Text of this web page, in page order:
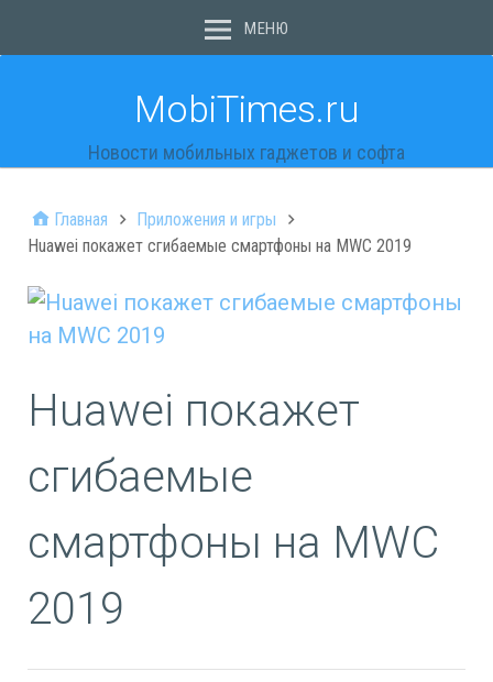
МЕНЮ
MobiTimes.ru
Новости мобильных гаджетов и софта
Главная
Приложения и игры
Huawei покажет сгибаемые смартфоны на MWC 2019
Huawei покажет
сгибаемые
смартфоны на MWC
2019